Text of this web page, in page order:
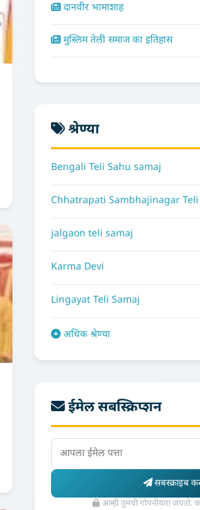
दानवीर भामाशाह
मुस्लिम तेली समाज का इतिहास
श्रेण्या
Bengali Teli Sahu samaj
Chhatrapati Sambhajinagar Teli
jalgaon teli samaj
Karma Devi
Lingayat Teli Samaj
अधिक श्रेण्या
ईमेल सबस्क्रिप्शन
सबस्क्राइब
आम्ही तुमची गोपनीयता जपतो.